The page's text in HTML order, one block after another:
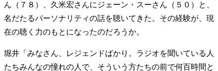
ライフスタイル・生き方
40代からの景色 美しさの哲学
パートナーとの歩み方
親になるということ
病が教えてくれたこと
ん（７８）、久米宏さんにジェーン・スーさん（５０）と、
名だたるパーソナリティの話を聴いてきた。その経験が、現
在の聴く力のもとになったのだろうか。
堀井「みなさん、レジェンドばかり。ラジオを聞いている人
たちみんなの憧れの人で、そういう方たちの前で何百時間と